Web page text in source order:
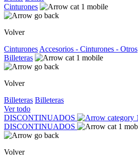
Cinturones
Volver
Cinturones Accesorios - Cinturones - Otros
Billeteras
Volver
Billeteras Billeteras
Ver todo
DISCONTINUADOS
DISCONTINUADOS
Volver